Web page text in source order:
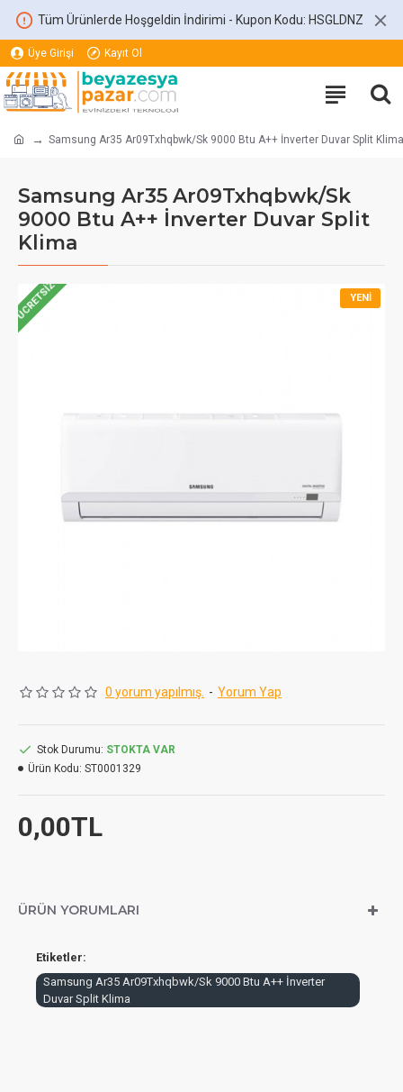
Tüm Ürünlerde Hoşgeldin İndirimi - Kupon Kodu: HSGLDNZ
Üye Girişi Kayıt Ol
Samsung Ar35 Ar09Txhqbwk/Sk 9000 Btu A++ İnverter Duvar Split Klima
Samsung Ar35 Ar09Txhqbwk/Sk
9000 Btu A++ İnverter Duvar Split
Klima
YENI
ÜCRETSIZ
0 yorum yapılmış. - Yorum Yap
0,00TL
Stok Durumu: STOKTA VAR
Ürün Kodu: ST0001329
ÜRÜN YORUMLARI
Etiketler:
Samsung Ar35 Ar09Txhqbwk/Sk 9000 Btu A++ İnverter
Duvar Split Klima